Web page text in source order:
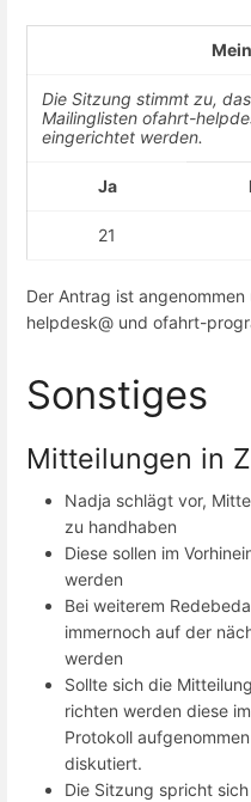
Die Sitzung stimmt zu,
Mailinglisten ofahrt-
eingerichtet werden.
Ja
21
Der Antrag ist
helpdesk@ und ofahrt-
Sonstiges
Mitteilungen in
Nadja schlägt vor,
zu handhaben
Diese sollen im
werden
Bei weiterem
immernoch auf der
werden
Sollte sich die
richten werden diese
Protokoll
diskutiert.
Die Sitzung spricht